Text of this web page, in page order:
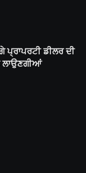
ਡੀਲਰ ਦੀ
ਲਾਉਣਗੀਆਂ